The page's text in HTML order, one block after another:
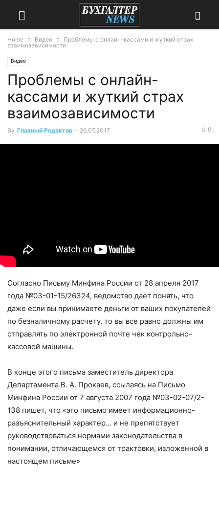
Home Видео
Проблемы с онлайн-кассами и жуткий страх
взаимозависимости
Видео
Проблемы с онлайн-
кассами и жуткий страх
взаимозависимости
By Главный Редактор - 26.07.2017 0
Согласно Письму Минфина России от 28 апреля 2017
года №03-01-15/26324, ведомство дает понять, что
даже если вы принимаете деньги от ваших покупателей
по безналичному расчету, то вы все равно должны им
отправлять по электронной почте чек контрольно-
кассовой машины.
В конце этого письма заместитель директора
Департамента В. А. Прокаев, ссылаясь на Письмо
Минфина России от 7 августа 2007 года №03-02-07/2-
138 пишет, что «это письмо имеет информационно-
разъяснительный характер… и не препятствует
руководствоваться нормами законодательства в
понимании, отличающемся от трактовки, изложенной в
настоящем письме»